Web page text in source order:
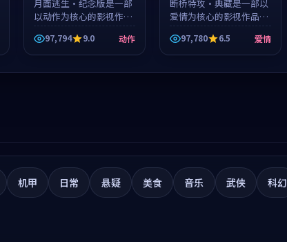
月面逃生·纪念版是一部
以动作为核心的影视作
品，围绕危机、反转与人
物成长展开，整体节奏紧
凑，值得推荐观看。
97,794 9.0 动作
断桥特攻·典藏是一部以
爱情为核心的影视作品，
围绕危机、反转与人物成
长展开，整体节奏紧凑，
值得推荐观看。
97,780 6.5 爱情
机甲 日常 悬疑 美食 音乐 武侠 科幻